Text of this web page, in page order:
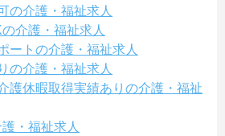
の介護・福祉求人
介護・福祉求人
ートの介護・福祉求人
の介護・福祉求人
護休暇取得実績ありの介護・福祉
・福祉求人